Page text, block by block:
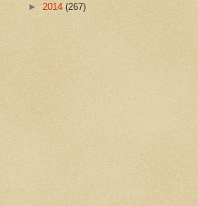
► 2014 (267)